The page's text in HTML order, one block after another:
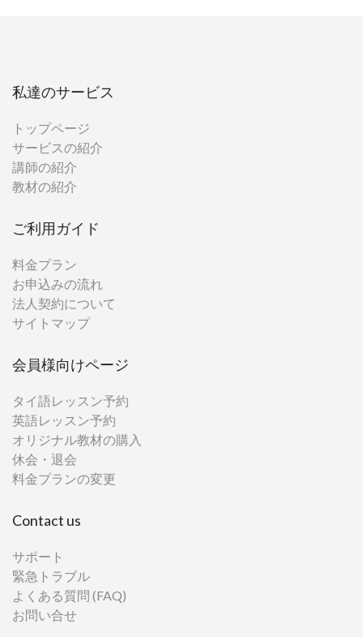
私達のサービス
トップページ
サービスの紹介
講師の紹介
教材の紹介
ご利用ガイド
料金プラン
お申込みの流れ
法人契約について
サイトマップ
会員様向けページ
タイ語レッスン予約
英語レッスン予約
オリジナル教材の購入
休会・退会
料金プランの変更
Contact us
サポート
緊急トラブル
よくある質問 (FAQ)
お問い合せ